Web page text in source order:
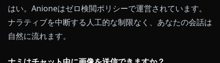
はい。Anioneはゼロ検閲ポリシーで運営されています。
ナラティブを中断する人工的な制限なく、あなたの会話は
自然に流れます。